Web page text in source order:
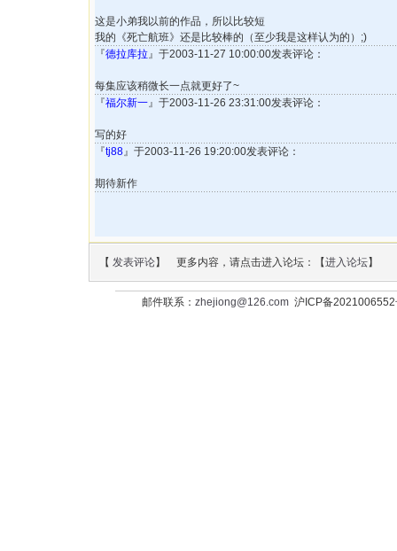
这是小弟我以前的作品，所以比较短
我的《死亡航班》还是比较棒的（至少我是这样认为的）;)
『德拉库拉』于2003-11-27 10:00:00发表评论：
每集应该稍微长一点就更好了~
『福尔新一』于2003-11-26 23:31:00发表评论：
写的好
『tj88』于2003-11-26 19:20:00发表评论：
期待新作
【 发表评论】 更多内容，请点击进入论坛：【进入论坛】
邮件联系： zhejiong@126.com沪ICP备